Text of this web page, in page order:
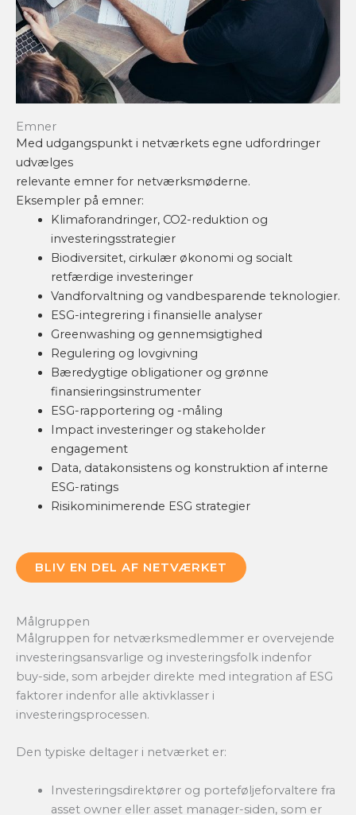
Emner
Med udgangspunkt i netværkets egne udfordringer
udvælges
relevante emner for netværksmøderne.
Eksempler på emner:
Klimaforandringer, CO2-reduktion og
investeringsstrategier
Biodiversitet, cirkulær økonomi og socialt
retfærdige investeringer
Vandforvaltning og vandbesparende teknologier.
ESG-integrering i finansielle analyser
Greenwashing og gennemsigtighed
Regulering og lovgivning
Bæredygtige obligationer og grønne
finansieringsinstrumenter
ESG-rapportering og -måling
Impact investeringer og stakeholder
engagement
Data, datakonsistens og konstruktion af interne
ESG-ratings
Risikominimerende ESG strategier
BLIV EN DEL AF NETVÆRKET
Målgruppen
Målgruppen for netværksmedlemmer er overvejende
investeringsansvarlige og investeringsfolk indenfor
buy-side, som arbejder direkte med integration af ESG
faktorer indenfor alle aktivklasser i
investeringsprocessen.
Den typiske deltager i netværket er:
Investeringsdirektører og porteføljeforvaltere fra
asset owner eller asset manager-siden, som er